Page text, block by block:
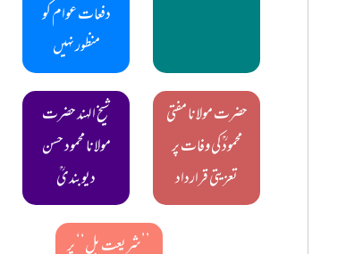
دفعات عوام کو
منظور نہیں
حضرت مولانا مفتی
محمودؒ کی وفات پر
تعزیتی قرارداد
شیخ الہند حضرت
مولانا محمود حسن
دیوبندیؒ
’’شریعت بل‘‘ پر